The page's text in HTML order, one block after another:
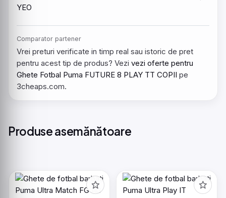
Comparator partener
Vrei preturi verificate in timp real sau istoric de pret
pentru acest tip de produs? Vezi vezi oferte pentru
Ghete Fotbal Puma FUTURE 8 PLAY TT COPII pe
3cheaps.com.
Produse asemănătoare